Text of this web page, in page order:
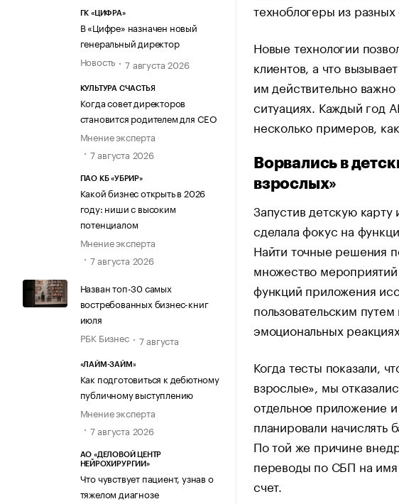
ГК «ЦИФРА»
В «Цифре» назначен новый
генеральный директор
Новость
7 августа 2026
КУЛЬТУРА СЧАСТЬЯ
Когда совет директоров
становится родителем для CEO
Мнение эксперта
7 августа 2026
ПАО КБ «УБРИР»
Какой бизнес открыть в 2026
году: ниши с высоким
потенциалом
Мнение эксперта
7 августа 2026
Назван топ-30 самых
востребованных бизнес-книг
июля
РБК Бизнес
7 августа
«ЛАЙМ-ЗАЙМ»
Как подготовиться к дебютному
публичному выступлению
Мнение эксперта
7 августа 2026
АО «ДЕЛОВОЙ ЦЕНТР
НЕЙРОХИРУРГИИ»
Что чувствует пациент, узнав о
тяжелом диагнозе
техноблогеры из разных
Новые технологии
клиентов, а что
им действительно
ситуациях. Каждый год
несколько примеров,
Ворвались в
взрослых»
Запустив детскую
сделала фокус на
Найти точные решения
множество
функций приложения
пользовательским
эмоциональных
Когда тесты показали,
взрослые», мы
отдельное приложение
планировали начислять
По той же причине
переводы по СБП на имя
счет.